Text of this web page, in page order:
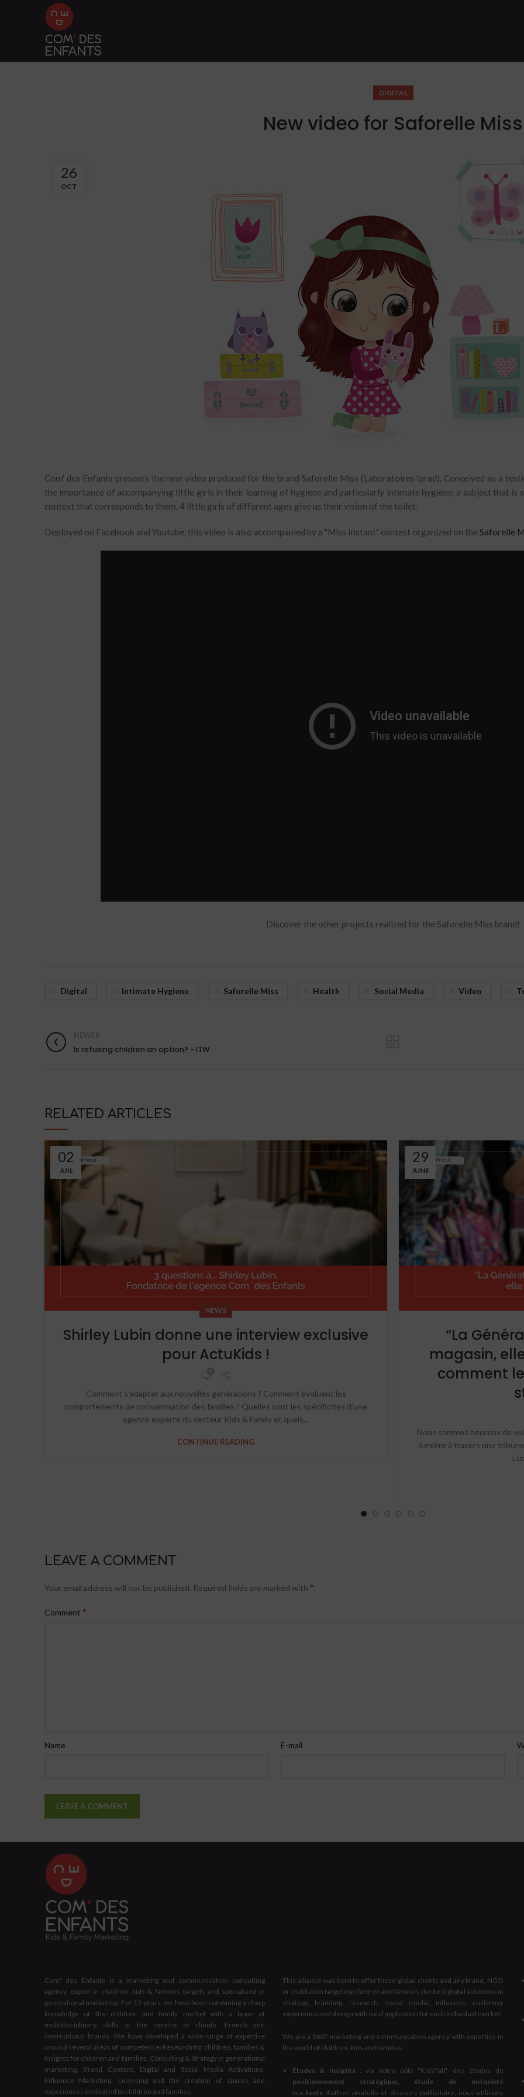
DIGITAL
New video for Saforelle Miss
26
OCT
Com' des Enfants presents the new video produced for the brand Saforelle Miss (Laboratoires Iprad). Conceived as a
the importance of accompanying little girls in their learning of hygiene and particularly intimate hygiene, a subject that is
context that corresponds to them. 4 little girls of different ages give us their vision of the toilet.
Deployed on Facebook and Youtube, this video is also accompanied by a "Miss Instant" contest organized on theSaforelle
Discover the other projects realized for the Saforelle Miss brand!
Digital Intimate Hygiene Saforelle Miss Health Social Media Video
Is refusing children an option? - ITW
RELATED ARTICLES
02
JUIL
NEWS
Shirley Lubin donne une interview exclusive
pour ActuKids !
Comment s’adapter aux nouvelles générations ? Comment évoluent les
comportements de consommation des familles ? Quelles sont les spécificités d’une
agence experte du secteur Kids & Family et quels...
CONTINUE READING
29
JUNE
“La
magasin,
comment
Nous sommes heureux de
lumière à travers une
LEAVE A COMMENT
Your email address will not be published. Required fields are marked with *.
Comment *
Name E-mail
Com' des Enfants is a marketing and communication consulting
agency, expert in children, kids & families targets and specialized in
generational marketing. For 15 years, we have been combining a sharp
knowledge of the children and family market with a team of
multidisciplinary skills at the service of clients, French and
international brands. We have developed a wide range of expertise
around several areas of competence: Research for children, families &
Insights for children and families, Consulting & Strategy in generational
marketing, Brand Content, Digital and Social Media Activations,
Influence Marketing, Licensing and the creation of spaces and
experiences dedicated to children and families.
This alliance was born to offer these global clients and any brand, NGO
or institution targeting children and families the best global solutions in
strategy, branding, research, social media, influence, customer
experience and design with local application for each individual market.
We are a 360° marketing and communication agency with expertise in
the world of children, kids and families:
Etudes & Insights : via notre pôle "Kids'lab", des études de
positionnement stratégique, étude de notoriété
auxtests d’offres produits et discours publicitaire, nous utilisons